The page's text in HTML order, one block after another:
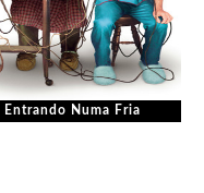
Entrando Numa Fria